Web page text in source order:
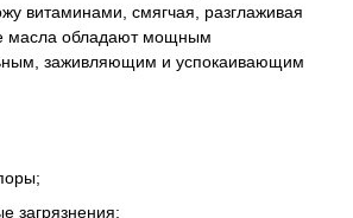
витаминами, смягчая, разглаживая
масла обладают мощным
заживляющим и успокаивающим
загрязнения;